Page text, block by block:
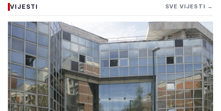
VIJESTI SVE VIJESTI →